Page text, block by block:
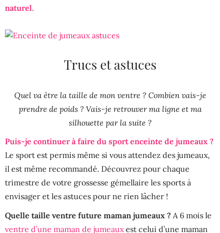
naturel.
Trucs et astuces
Quel va être la taille de mon ventre ? Combien vais-je
prendre de poids ? Vais-je retrouver ma ligne et ma
silhouette par la suite ?
Puis-je continuer à faire du sport enceinte de jumeaux ?
Le sport est permis même si vous attendez des jumeaux,
il est même recommandé. Découvrez pour chaque
trimestre de votre grossesse gémellaire les sports à
envisager et les astuces pour ne rien lâcher !
Quelle taille ventre future maman jumeaux ? A 6 mois le
ventre d’une maman de jumeaux est celui d’une maman